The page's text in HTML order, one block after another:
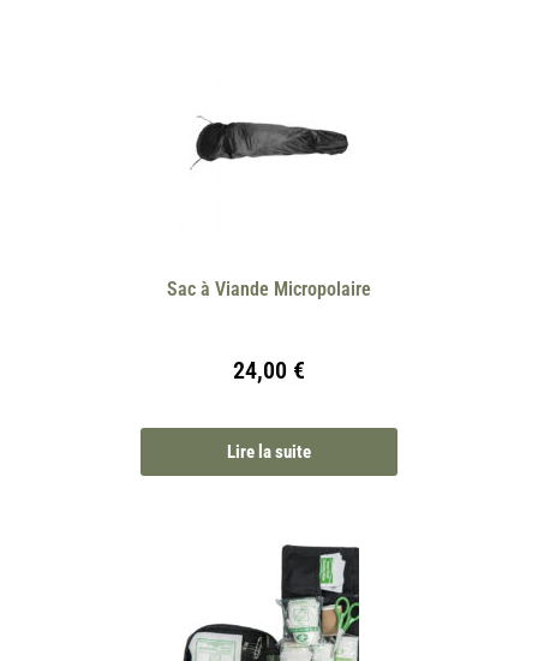
Sac à Viande Micropolaire
24,00 €
Lire la suite